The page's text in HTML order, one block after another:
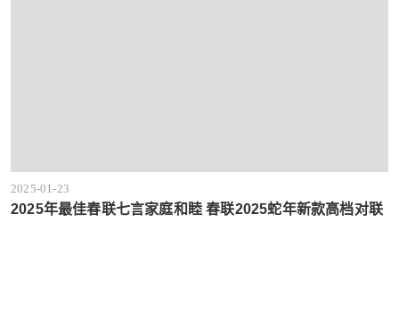
2025-01-23
2025年最佳春联七言家庭和睦 春联2025蛇年新款高档对联